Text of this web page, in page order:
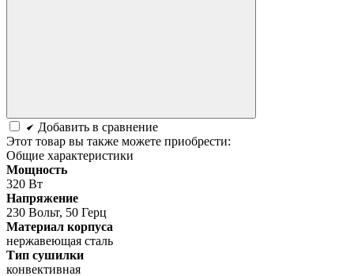
Добавить в сравнение
Этот товар вы также можете приобрести:
Общие характеристики
Мощность
320 Вт
Напряжение
230 Вольт, 50 Герц
Материал корпуса
нержавеющая сталь
Тип сушилки
конвективная